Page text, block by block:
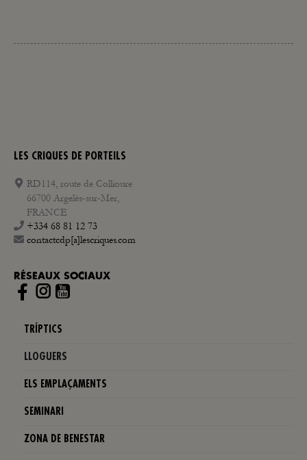
LES CRIQUES DE PORTEILS
RD114, route de Collioure
66700 Argelès-sur-Mer,
FRANCE
+334 68 81 12 73
contactcdp[a]lescriques.com
RÉSEAUX SOCIAUX
Instagram
TRÍPTICS
LLOGUERS
ELS EMPLAÇAMENTS
SEMINARI
ZONA DE BENESTAR